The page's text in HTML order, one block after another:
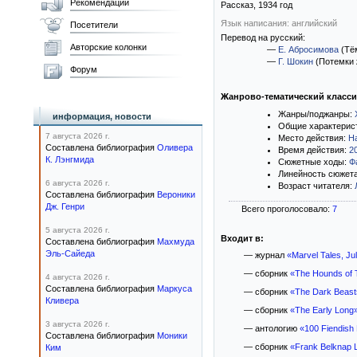
Рассказ, 1934 год
Язык написания: английский
Перевод на русский:
— Е. Абросимова
— Г. Шокин (Потемки
Жанрово-тематический
Жанры/поджанры:
Общие
Место действия:
Время действия:
Сюжетные ходы:
Линейность
Возраст читателя:
Всего проголосовало: 7
Входит в:
— журнал «Marvel Tales,
— сборник «The Hounds of
— сборник «The Dark
— сборник «The Early
— антологию «100 Fiendish
— сборник «Frank Belknap
Рекомендации
Посетители
Авторские колонки
Форум
информация, новости
7 августа 2026 г.
Составлена библиография Оливера
К. Лэнгмида
6 августа 2026 г.
Составлена библиография Вероники
Дж. Генри
5 августа 2026 г.
Составлена библиография Махмуда
Эль-Сайеда
4 августа 2026 г.
Составлена библиография Маркуса
Кливера
3 августа 2026 г.
Составлена библиография Моники
Ким